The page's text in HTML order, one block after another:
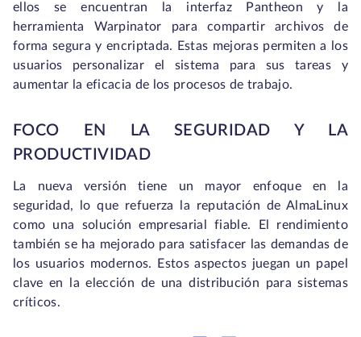
ellos se encuentran la interfaz Pantheon y la
herramienta Warpinator para compartir archivos de
forma segura y encriptada. Estas mejoras permiten a los
usuarios personalizar el sistema para sus tareas y
aumentar la eficacia de los procesos de trabajo.
FOCO EN LA SEGURIDAD Y LA
PRODUCTIVIDAD
La nueva versión tiene un mayor enfoque en la
seguridad, lo que refuerza la reputación de AlmaLinux
como una solución empresarial fiable. El rendimiento
también se ha mejorado para satisfacer las demandas de
los usuarios modernos. Estos aspectos juegan un papel
clave en la elección de una distribución para sistemas
críticos.